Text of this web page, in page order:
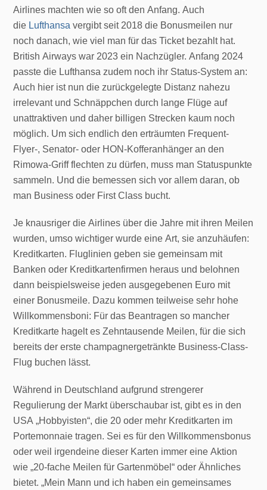
Airlines machten wie so oft den Anfang. Auch
die Lufthansa vergibt seit 2018 die Bonusmeilen nur
noch danach, wie viel man für das Ticket bezahlt hat.
British Airways war 2023 ein Nachzügler. Anfang 2024
passte die Lufthansa zudem noch ihr Status-System an:
Auch hier ist nun die zurückgelegte Distanz nahezu
irrelevant und Schnäppchen durch lange Flüge auf
unattraktiven und daher billigen Strecken kaum noch
möglich. Um sich endlich den erträumten Frequent-
Flyer-, Senator- oder HON-Kofferanhänger an den
Rimowa-Griff flechten zu dürfen, muss man Statuspunkte
sammeln. Und die bemessen sich vor allem daran, ob
man Business oder First Class bucht.
Je knausriger die Airlines über die Jahre mit ihren Meilen
wurden, umso wichtiger wurde eine Art, sie anzuhäufen:
Kreditkarten. Fluglinien geben sie gemeinsam mit
Banken oder Kreditkartenfirmen heraus und belohnen
dann beispielsweise jeden ausgegebenen Euro mit
einer Bonusmeile. Dazu kommen teilweise sehr hohe
Willkommensboni: Für das Beantragen so mancher
Kreditkarte hagelt es Zehntausende Meilen, für die sich
bereits der erste champagnergetränkte Business-Class-
Flug buchen lässt.
Während in Deutschland aufgrund strengerer
Regulierung der Markt überschaubar ist, gibt es in den
USA „Hobbyisten“, die 20 oder mehr Kreditkarten im
Portemonnaie tragen. Sei es für den Willkommensbonus
oder weil irgendeine dieser Karten immer eine Aktion
wie „20-fache Meilen für Gartenmöbel“ oder Ähnliches
bietet. „Mein Mann und ich haben ein gemeinsames